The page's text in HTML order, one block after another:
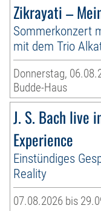
Zikrayati –
Sommerkonzert
mit dem Trio
Donnerstag,
Budde-Haus
J. S. Bach live
Experience
Einstündiges
Reality
07.08.2026 bis